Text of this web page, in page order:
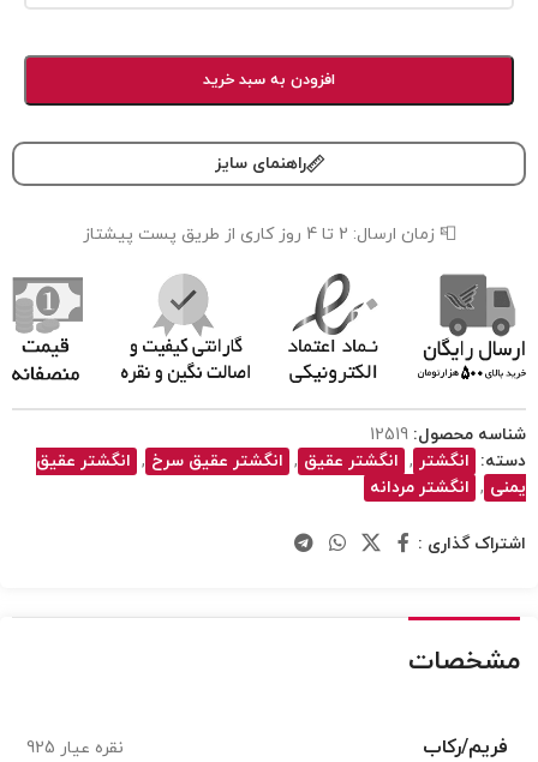
افزودن به سبد خرید
راهنمای سایز
📮 زمان ارسال: 2 تا 4 روز کاری از طریق پست پیشتاز
محصول:12519
انگشتر , انگشتر عقیق انگشتر عقیق سرخ , انگشتر عقیق
انگشتر مردانه
گذاری :
رکاب نقره عیار 925